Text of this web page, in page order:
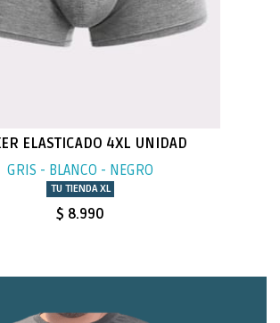
ELASTICADO 4XL UNIDAD
GRIS - BLANCO - NEGRO
TU TIENDA XL
$ 8.990